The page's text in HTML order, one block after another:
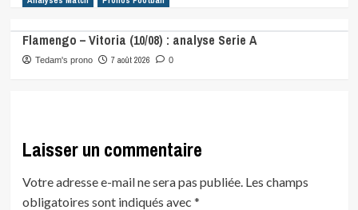
Flamengo – Vitoria (10/08) : analyse Serie A
Tedam's prono 7 août 2026 0
Laisser un commentaire
Votre adresse e-mail ne sera pas publiée. Les champs
obligatoires sont indiqués avec *